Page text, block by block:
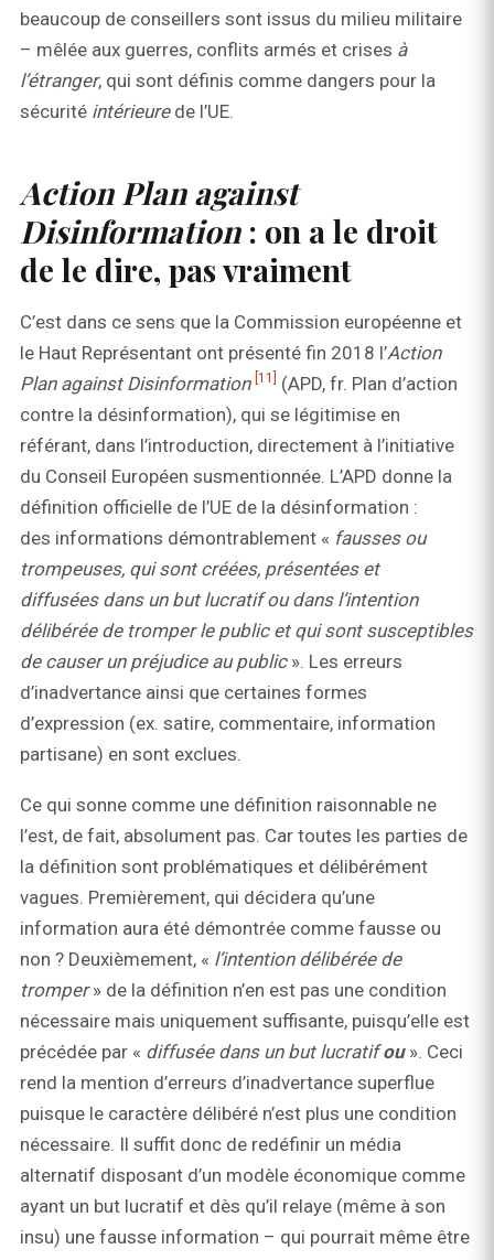
beaucoup de conseillers sont issus du milieu militaire
– mêlée aux guerres, conflits armés et crises à
l’étranger, qui sont définis comme dangers pour la
sécurité intérieurede l’UE.
Action Plan against
Disinformation: on a le droit
de le dire, pas vraiment
C’est dans ce sens que la Commission européenne et
le Haut Représentant ont présenté fin 2018 l’Action
Plan against Disinformation [11]
(APD, fr. Plan d’action
contre la désinformation), qui se légitimise en
référant, dans l’introduction, directement à l’initiative
du Conseil Européen susmentionnée. L’APD donne la
définition officielle de l’UE de la désinformation :
des informations démontrablement « fausses ou
trompeuses, qui sont créées, présentées et
diffusées dans un but lucratif ou dans l’intention
délibérée de tromper le public et qui sont susceptibles
de causer un préjudice au public». Les erreurs
d’inadvertance ainsi que certaines formes
d’expression (ex. satire, commentaire, information
partisane) en sont exclues.
Ce qui sonne comme une définition raisonnable ne
l’est, de fait, absolument pas. Car toutes les parties de
la définition sont problématiques et délibérément
vagues. Premièrement, qui décidera qu’une
information aura été démontrée comme fausse ou
non ? Deuxièmement, « l’intention délibérée de
tromper» de la définition n’en est pas une condition
nécessaire mais uniquement suffisante, puisqu’elle est
précédée par « diffusée dans un but lucratifou». Ceci
rend la mention d’erreurs d’inadvertance superflue
puisque le caractère délibéré n’est plus une condition
nécessaire. Il suffit donc de redéfinir un média
alternatif disposant d’un modèle économique comme
ayant un but lucratif et dès qu’il relaye (même à son
insu) une fausse information – qui pourrait même être